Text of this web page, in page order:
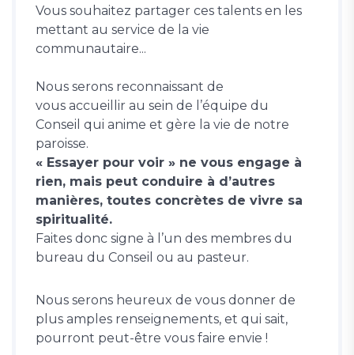
Vous souhaitez partager ces talents en les
mettant au service de la vie
communautaire...
Nous serons reconnaissant de
vous accueillir au sein de l’équipe du
Conseil qui anime et gère la vie de notre
paroisse.
« Essayer pour voir » ne vous engage à
rien, mais peut conduire à d’autres
manières, toutes concrètes de vivre sa
spiritualité.
Faites donc signe à l’un des membres du
bureau du Conseil ou au pasteur.
Nous serons heureux de vous donner de
plus amples renseignements, et qui sait,
pourront peut-être vous faire envie !